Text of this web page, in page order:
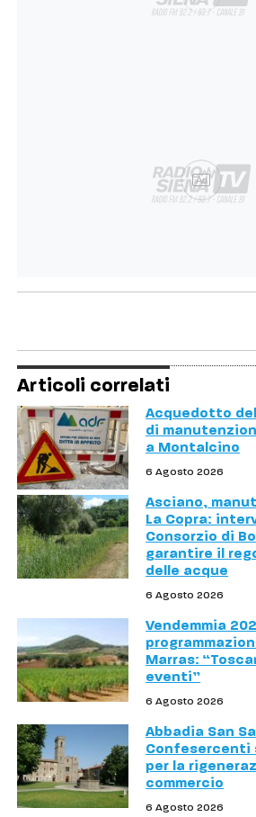
Ad
Articoli correlati
Acquedotto
di
a Montalcino
6 Agosto 2026
Asciano,
La Copra:
Consorzio di
garantire il
delle acque
6 Agosto 2026
Vendemmia
Marras:
eventi”
6 Agosto 2026
Abbadia San
Confesercenti
per la
commercio
6 Agosto 2026